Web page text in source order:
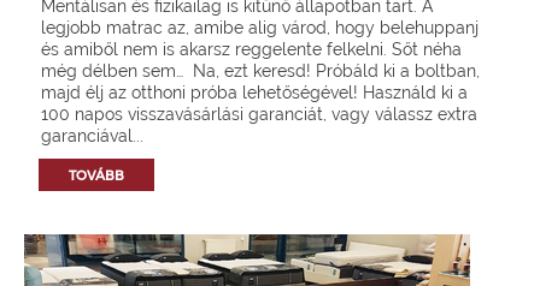
Mentálisan és fizikailag is kitűnő állapotban tart. A
legjobb matrac az, amibe alig várod, hogy belehuppanj
és amiből nem is akarsz reggelente felkelni. Sőt néha
még délben sem… Na, ezt keresd! Próbáld ki a boltban,
majd élj az otthoni próba lehetőségével! Használd ki a
100 napos visszavásárlási garanciát, vagy válassz extra
garanciával...
TOVÁBB